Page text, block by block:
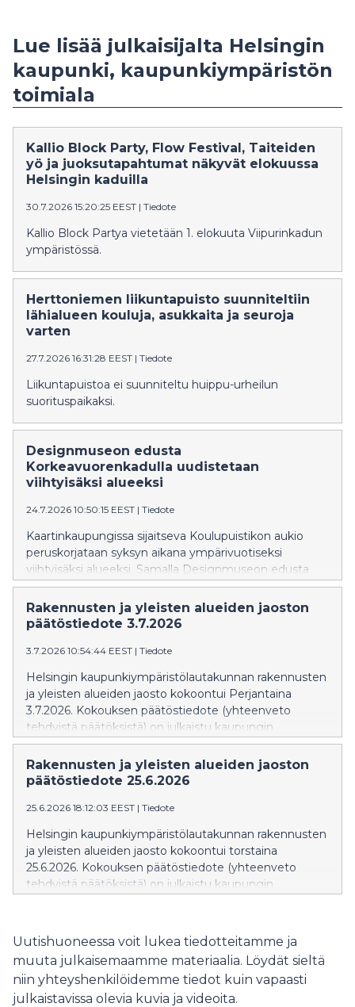
Lue lisää julkaisijalta Helsingin
kaupunki, kaupunkiympäristön
toimiala
Kallio Block Party, Flow Festival, Taiteiden
yö ja juoksutapahtumat näkyvät elokuussa
Helsingin kaduilla
30.7.2026 15:20:25 EEST | Tiedote
Kallio Block Partya vietetään 1. elokuuta Viipurinkadun
ympäristössä.
Herttoniemen liikuntapuisto suunniteltiin
lähialueen kouluja, asukkaita ja seuroja
varten
27.7.2026 16:31:28 EEST | Tiedote
Liikuntapuistoa ei suunniteltu huippu-urheilun
suorituspaikaksi.
Designmuseon edusta
Korkeavuorenkadulla uudistetaan
viihtyisäksi alueeksi
24.7.2026 10:50:15 EEST | Tiedote
Kaartinkaupungissa sijaitseva Koulupuistikon aukio
peruskorjataan syksyn aikana ympärivuotiseksi
viihtyisäksi alueeksi. Samalla Designmuseon edusta
Korkeavuorenkadulla ja Merimiehenkadulla
rauhoitetaan aiempaa kävelijäystävällisemmäksi, ja
katujen kunnallistekniikkaa uusitaan.
Rakennusten ja yleisten alueiden jaoston
päätöstiedote 3.7.2026
3.7.2026 10:54:44 EEST | Tiedote
Helsingin kaupunkiympäristölautakunnan rakennusten
ja yleisten alueiden jaosto kokoontui Perjantaina
3.7.2026. Kokouksen päätöstiedote (yhteenveto
tehdyistä päätöksistä) on julkaistu kaupungin
verkkosivuilla: Päätöstiedote » Päätöstiedote näkyy
verkkosivuilla siihen asti kun kokouksen pöytäkirja
julkaistaan. Pöytäkirja korvaa
yleisten alueiden jaoston seuraava kokous on torstaina
20.8.2026.
Rakennusten ja yleisten alueiden jaoston
päätöstiedote 25.6.2026
25.6.2026 18:12:03 EEST | Tiedote
Helsingin kaupunkiympäristölautakunnan rakennusten
ja yleisten alueiden jaosto kokoontui torstaina
25.6.2026. Kokouksen päätöstiedote (yhteenveto
tehdyistä päätöksistä) on julkaistu kaupungin
julkaistaan. Pöytäkirja korvaa
valmistuttuaan päätöstiedotteen. Rakennusten ja
yleisten alueiden jaoston seuraava kokous on
perjantaina 3.7.2026.
Uutishuoneessa voit lukea tiedotteitamme ja
muuta julkaisemaamme materiaalia. Löydät sieltä
niin yhteyshenkilöidemme tiedot kuin vapaasti
julkaistavissa olevia kuvia ja videoita.